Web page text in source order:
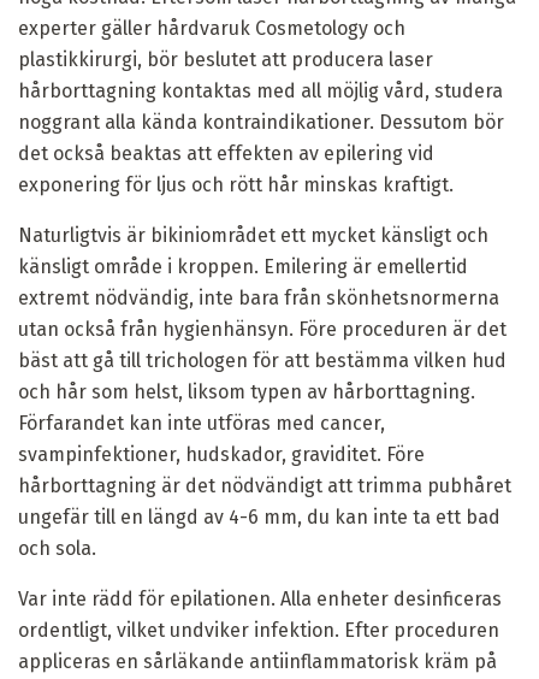
experter gäller hårdvaruk Cosmetology och
plastikkirurgi, bör beslutet att producera laser
hårborttagning kontaktas med all möjlig vård, studera
noggrant alla kända kontraindikationer. Dessutom bör
det också beaktas att effekten av epilering vid
exponering för ljus och rött hår minskas kraftigt.
Naturligtvis är bikiniområdet ett mycket känsligt och
känsligt område i kroppen. Emilering är emellertid
extremt nödvändig, inte bara från skönhetsnormerna
utan också från hygienhänsyn. Före proceduren är det
bäst att gå till trichologen för att bestämma vilken hud
och hår som helst, liksom typen av hårborttagning.
Förfarandet kan inte utföras med cancer,
svampinfektioner, hudskador, graviditet. Före
hårborttagning är det nödvändigt att trimma pubhåret
ungefär till en längd av 4-6 mm, du kan inte ta ett bad
och sola.
Var inte rädd för epilationen. Alla enheter desinficeras
ordentligt, vilket undviker infektion. Efter proceduren
appliceras en sårläkande antiinflammatorisk kräm på